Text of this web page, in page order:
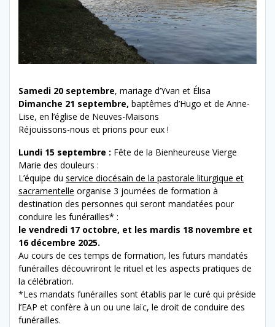
Samedi 20 septembre, mariage d’Yvan et Élisa
Dimanche 21 septembre, baptêmes d’Hugo et de Anne-
Lise, en l’église de Neuves-Maisons
Réjouissons-nous et prions pour eux !
Lundi 15 septembre : Fête de la Bienheureuse Vierge
Marie des douleurs :
L’équipe du service diocésain de la pastorale liturgique et
sacramentelle organise 3 journées de formation à
destination des personnes qui seront mandatées pour
conduire les funérailles* :
le vendredi 17 octobre, et les mardis 18 novembre et
16 décembre 2025.
Au cours de ces temps de formation, les futurs mandatés
funérailles découvriront le rituel et les aspects pratiques de
la célébration.
*Les mandats funérailles sont établis par le curé qui préside
l’EAP et confère à un ou une laïc, le droit de conduire des
funérailles.